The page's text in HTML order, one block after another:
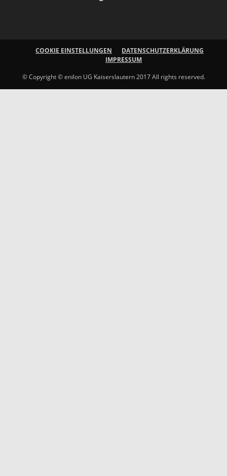
COOKIE EINSTELLUNGEN
DATENSCHUTZERKLÄRUNG
IMPRESSUM
© Copyright © enilon UG Kaiserslautern 2017 All rights reserved.